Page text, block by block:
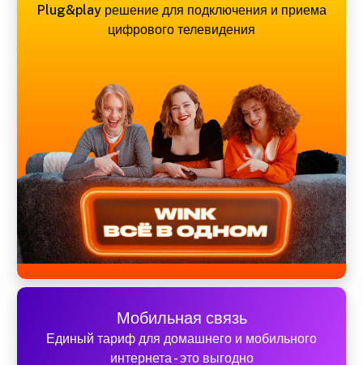
Plug&play решение для подключения и приема
цифрового телевидения
Мобильная связь
Единый тариф для домашнего и мобильного
интернета - это выгодно